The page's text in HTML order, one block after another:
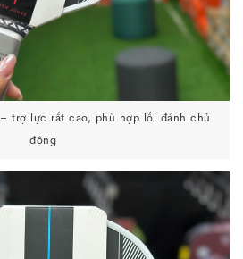
– trợ lực rất cao, phù hợp lối đánh chủ
động